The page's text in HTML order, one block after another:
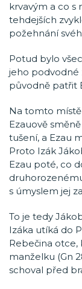
krvavým a co s
tehdejších
požehnání
Potud bylo
jeho podvodné
původně patřit
Na tomto
Ezauově
tušení, a Ezau
Proto Izák
Ezau poté, co
s úmyslem jej
To je tedy
Izáka utíká do
Rebečina otce,
manželku (Gn
schoval před